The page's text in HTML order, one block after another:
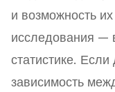
и возможность
исследования —
статистике. Если
зависимость